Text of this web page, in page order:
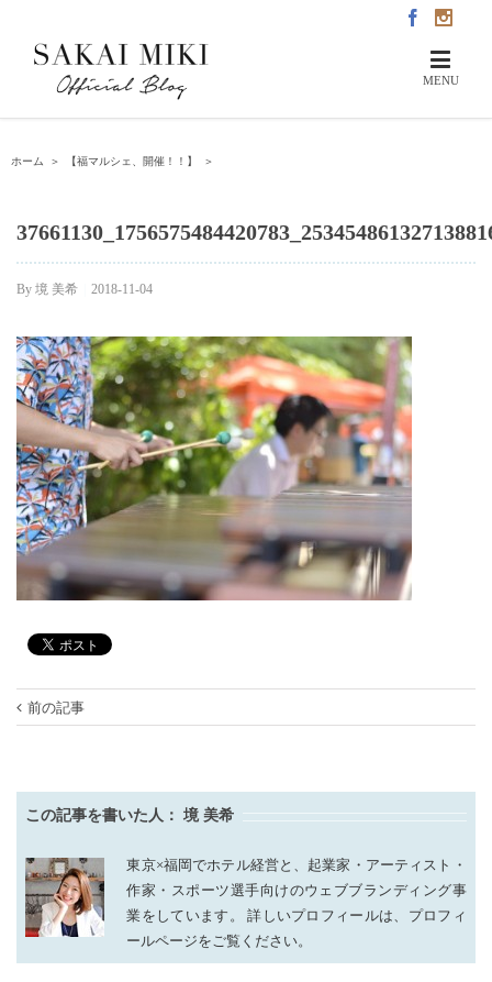
ホーム ＞ 【福マルシェ、開催！！】 ＞
By 境 美希 2018-11-04
前の記事
この記事を書いた人：境 美希
東京×福岡でホテル経営と、起業家・アーティスト・
作家・スポーツ選手向けのウェブブランディング事
業をしています。 詳しいプロフィールは、プロフィ
ールページをご覧ください。